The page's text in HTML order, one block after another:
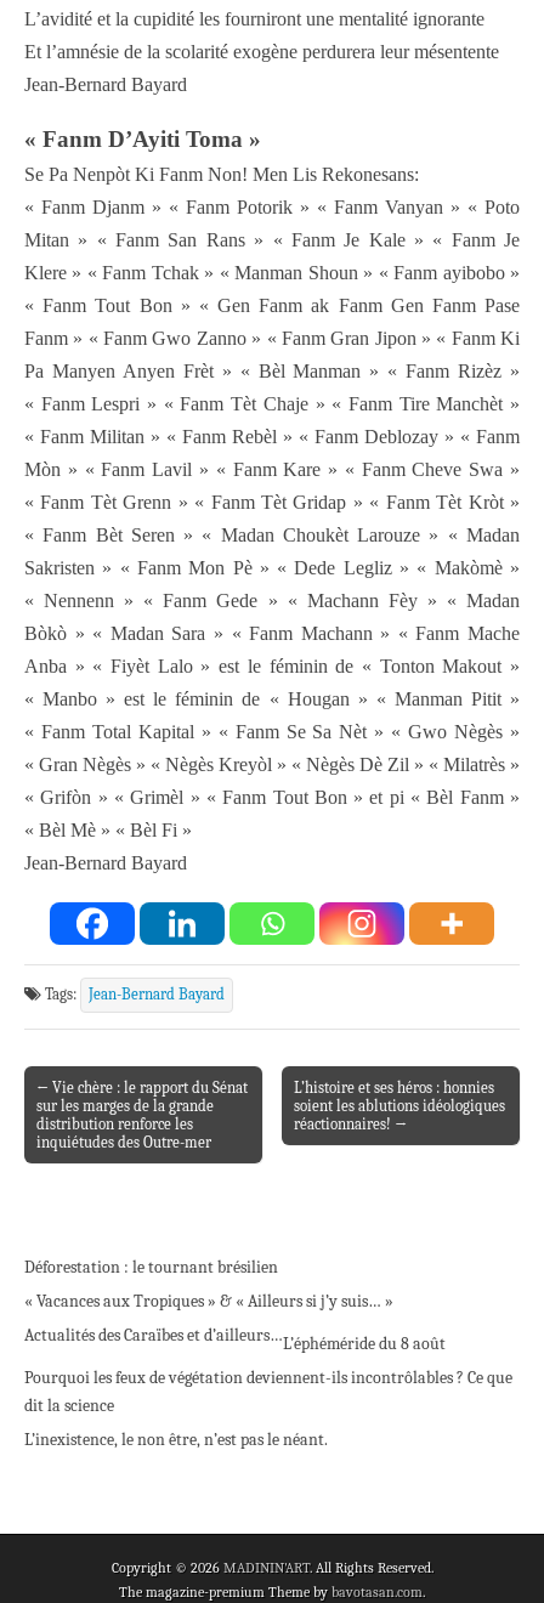
L’avidité et la cupidité les fourniront une mentalité ignorante
Et l’amnésie de la scolarité exogène perdurera leur mésentente
Jean-Bernard Bayard
« Fanm D’Ayiti Toma »
Se Pa Nenpòt Ki Fanm Non! Men Lis Rekonesans:
« Fanm Djanm » « Fanm Potorik » « Fanm Vanyan » « Poto
Mitan » « Fanm San Rans » « Fanm Je Kale » « Fanm Je
Klere » « Fanm Tchak » « Manman Shoun » « Fanm ayibobo »
« Fanm Tout Bon » « Gen Fanm ak Fanm Gen Fanm Pase
Fanm » « Fanm Gwo Zanno » « Fanm Gran Jipon » « Fanm Ki
Pa Manyen Anyen Frèt » « Bèl Manman » « Fanm Rizèz »
« Fanm Lespri » « Fanm Tèt Chaje » « Fanm Tire Manchèt »
« Fanm Militan » « Fanm Rebèl » « Fanm Deblozay » « Fanm
Mòn » « Fanm Lavil » « Fanm Kare » « Fanm Cheve Swa »
« Fanm Tèt Grenn » « Fanm Tèt Gridap » « Fanm Tèt Kròt »
« Fanm Bèt Seren » « Madan Choukèt Larouze » « Madan
Sakristen » « Fanm Mon Pè » « Dede Legliz » « Makòmè »
« Nennenn » « Fanm Gede » « Machann Fèy » « Madan
Bòkò » « Madan Sara » « Fanm Machann » « Fanm Mache
Anba » « Fiyèt Lalo » est le féminin de « Tonton Makout »
« Manbo » est le féminin de « Hougan » « Manman Pitit »
« Fanm Total Kapital » « Fanm Se Sa Nèt » « Gwo Nègès »
« Gran Nègès » « Nègès Kreyòl » « Nègès Dè Zil » « Milatrès »
« Grifòn » « Grimèl » « Fanm Tout Bon » et pi « Bèl Fanm »
« Bèl Mè » « Bèl Fi »
Jean-Bernard Bayard
Tags: Jean-Bernard Bayard
Post navigation
← Vie chère : le rapport du Sénat
sur les marges de la grande
distribution renforce les
inquiétudes des Outre-mer
L’histoire et ses héros : honnies
soient les ablutions idéologiques
réactionnaires! →
Déforestation : le tournant brésilien
« Vacances aux Tropiques » & « Ailleurs si j’y suis… »
Actualités des Caraïbes et d’ailleurs…L’éphéméride du 8 août
Pourquoi les feux de végétation deviennent-ils incontrôlables ? Ce que
dit la science
L’inexistence, le non être, n’est pas le néant.
Copyright © 2026 MADININ'ART. All Rights Reserved.
The magazine-premium Theme by bavotasan.com.